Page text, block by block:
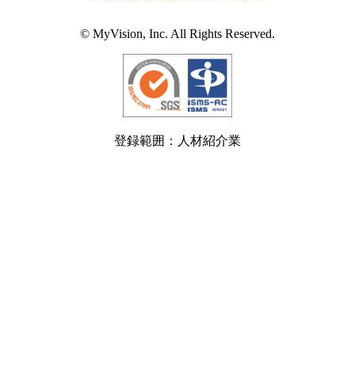
© MyVision, Inc. All Rights Reserved.
登録範囲：人材紹介業